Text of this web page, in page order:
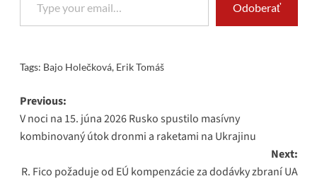
Odoberať
Tags: Bajo Holečková, Erik Tomáš
Post
navigation
Previous:
V noci na 15. júna 2026 Rusko spustilo masívny
kombinovaný útok dronmi a raketami na Ukrajinu
Next:
R. Fico požaduje od EÚ kompenzácie za dodávky zbraní UA